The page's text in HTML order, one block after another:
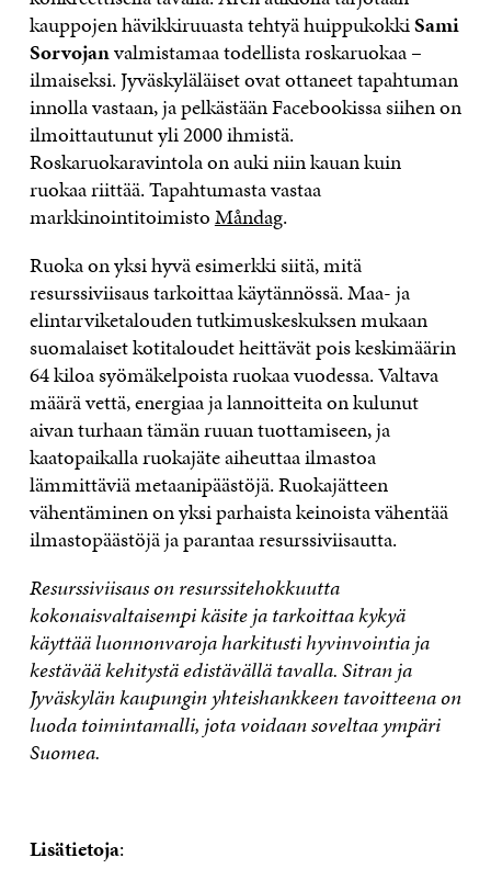
kauppojen hävikkiruuasta tehtyä huippukokkiSami
Sorvojanvalmistamaa todellista roskaruokaa –
ilmaiseksi. Jyväskyläläiset ovat ottaneet tapahtuman
innolla vastaan, ja pelkästään Facebookissa siihen on
ilmoittautunut yli 2000 ihmistä.
Roskaruokaravintola on auki niin kauan kuin
ruokaa riittää. Tapahtumasta vastaa
markkinointitoimistoMåndag.
Ruoka on yksi hyvä esimerkki siitä, mitä
resurssiviisaus tarkoittaa käytännössä. Maa- ja
elintarviketalouden tutkimuskeskuksen mukaan
suomalaiset kotitaloudet heittävät pois keskimäärin
64 kiloa syömäkelpoista ruokaa vuodessa. Valtava
määrä vettä, energiaa ja lannoitteita on kulunut
aivan turhaan tämän ruuan tuottamiseen, ja
kaatopaikalla ruokajäte aiheuttaa ilmastoa
lämmittäviä metaanipäästöjä. Ruokajätteen
vähentäminen on yksi parhaista keinoista vähentää
ilmastopäästöjä ja parantaa resurssiviisautta.
Resurssiviisaus on resurssitehokkuutta
kokonaisvaltaisempi käsite ja tarkoittaa kykyä
käyttää luonnonvaroja harkitusti hyvinvointia ja
kestävää kehitystä edistävällä tavalla.Sitran ja
Jyväskylän kaupungin yhteishankkeen tavoitteena on
luoda toimintamalli, jota voidaan soveltaa ympäri
Suomea.
Lisätietoja: